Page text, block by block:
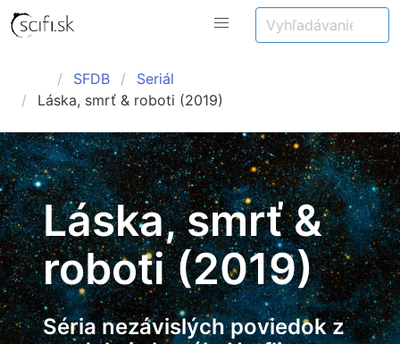
SFDB
Seriál
Láska, smrť & roboti (2019)
Láska, smrť &
roboti (2019)
Séria nezávislých poviedok z